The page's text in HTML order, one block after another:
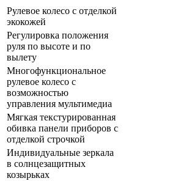
Рулевое колесо с отделкой
экокожей
Регулировка положения
руля по высоте и по
вылету
Многофункциональное
рулевое колесо с
возможностью
управления мультимедиа
Мягкая текстурированная
обивка панели приборов с
отделкой строчкой
Индивидуальные зеркала
в солнцезащитных
козырьках